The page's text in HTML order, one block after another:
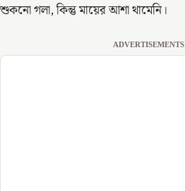
শুকনো গলা, কিন্তু মায়ের আশা থামেনি।
ADVERTISEMENTS